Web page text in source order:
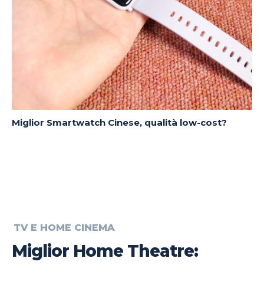
Miglior Smartwatch Cinese, qualità low-cost?